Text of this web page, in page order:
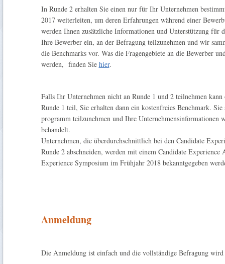
In Runde 2 erhalten Sie einen nur für Ihr Unternehmen
2017 weiterleiten, um deren Erfahrungen während einer
werden Ihnen zusätzliche Informationen und Unterstützung für
Ihre Bewerber ein, an der Befragung teilzunehmen und wir
die Benchmarks vor. Was die Fragengebiete an die Bewerber
werden, finden Sie hier.
Falls Ihr Unternehmen nicht an Runde 1 und 2 teilnehmen
Runde 1 teil, Sie erhalten dann ein kostenfreies Benchmark.
programm teilzunehmen und Ihre
behandelt.
Unternehmen, die überdurchschnittlich bei den Candidate
Runde 2 abschneiden, werden mit einem Candidate Experience
Experience Symposium im Frühjahr 2018 bekanntgegeben
Anmeldung
Die Anmeldung ist einfach und die vollständige Befragung